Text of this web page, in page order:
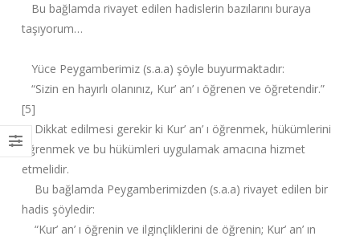
Bu bağlamda rivayet edilen hadislerin bazılarını buraya
taşıyorum…
Yüce Peygamberimiz (s.a.a) şöyle buyurmaktadır:
“Sizin en hayırlı olanınız, Kur’ an’ ı öğrenen ve öğretendir.”
[5]
Dikkat edilmesi gerekir ki Kur’ an’ ı öğrenmek, hükümlerini
öğrenmek ve bu hükümleri uygulamak amacına hizmet
etmelidir.
Bu bağlamda Peygamberimizden (s.a.a) rivayet edilen bir
hadis şöyledir:
“Kur’ an’ ı öğrenin ve ilginçliklerini de öğrenin; Kur’ an’ ın